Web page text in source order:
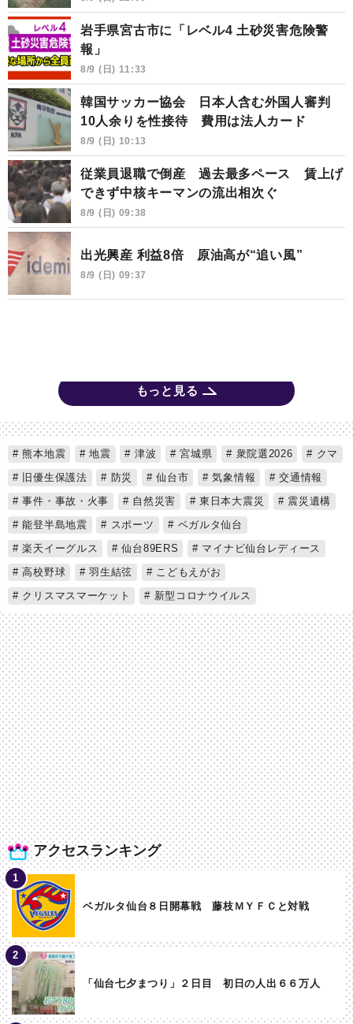
岩手県宮古市に「レベル4 土砂災害危険警
報」
8/9 (日) 11:33
韓国サッカー協会 日本人含む外国人審判
10人余りを性接待 費用は法人カード
8/9 (日) 10:13
従業員退職で倒産 過去最多ペース 賃上げ
できず中核キーマンの流出相次ぐ
8/9 (日) 09:38
出光興産 利益8倍 原油高が“追い風”
8/9 (日) 09:37
もっと見る
アクセスランキング
ベガルタ仙台８日開幕戦 藤枝ＭＹＦＣと対戦
「仙台七夕まつり」２日目 初日の人出６６万人
熊本地震 地震 津波 宮城県 衆院選2026
クマ
旧優生保護法
防災 仙台市 気象情報
交通情報
事件・事故・火事
自然災害 東日本大震災
震災遺構
能登半島地震
スポーツ
ベガルタ仙台
楽天イーグルス
仙台89ERS
マイナビ仙台レディース
高校野球
羽生結弦
こどもえがお
クリスマスマーケット
新型コロナウイルス